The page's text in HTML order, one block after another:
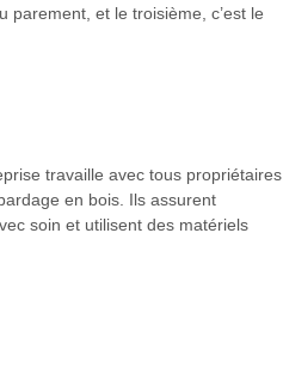
parement, et le troisième, c’est le
travaille avec tous propriétaires
en bois. Ils assurent
soin et utilisent des matériels